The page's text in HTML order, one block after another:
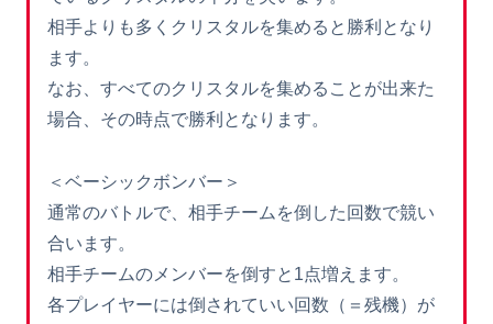
相手よりも多くクリスタルを集めると勝利となり
ます。
なお、すべてのクリスタルを集めることが出来た
場合、その時点で勝利となります。
＜ベーシックボンバー＞
通常のバトルで、相手チームを倒した回数で競い
合います。
相手チームのメンバーを倒すと1点増えます。
各プレイヤーには倒されていい回数（＝残機）が